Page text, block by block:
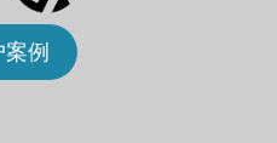
例